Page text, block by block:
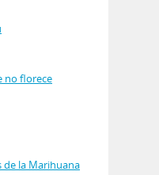
no florece
de la Marihuana